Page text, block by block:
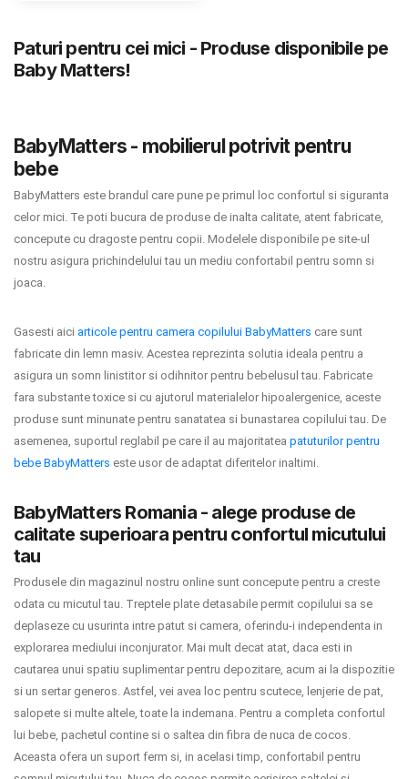
Informatii companie
Blog
Showroom
Branduri
Termeni si conditii
Politica de confidentialitate
Politica de utilizare cookie-uri
Modalitati de plata
Formular de retur
Garantia produselor
Instalare scaune/scoici auto
ANPC
ANPC SAL
SOL
Paturi pentru cei mici - Produse disponibile pe
Baby Matters!
BabyMatters - mobilierul potrivit pentru
bebe
BabyMatters este brandul care pune pe primul loc confortul si siguranta
celor mici. Te poti bucura de produse de inalta calitate, atent fabricate,
concepute cu dragoste pentru copii. Modelele disponibile pe site-ul
nostru asigura prichindelului tau un mediu confortabil pentru somn si
joaca.
Gasesti aici articole pentru camera copilului BabyMatters care sunt
fabricate din lemn masiv. Acestea reprezinta solutia ideala pentru a
asigura un somn linistitor si odihnitor pentru bebelusul tau. Fabricate
fara substante toxice si cu ajutorul materialelor hipoalergenice, aceste
produse sunt minunate pentru sanatatea si bunastarea copilului tau. De
asemenea, suportul reglabil pe care il au majoritatea patuturilor pentru
bebe BabyMatters este usor de adaptat diferitelor inaltimi.
BabyMatters Romania - alege produse de
calitate superioara pentru confortul micutului
tau
Produsele din magazinul nostru online sunt concepute pentru a creste
odata cu micutul tau. Treptele plate detasabile permit copilului sa se
deplaseze cu usurinta intre patut si camera, oferindu-i independenta in
explorarea mediului inconjurator. Mai mult decat atat, daca esti in
cautarea unui spatiu suplimentar pentru depozitare, acum ai la dispozitie
si un sertar generos. Astfel, vei avea loc pentru scutece, lenjerie de pat,
salopete si multe altele, toate la indemana. Pentru a completa confortul
lui bebe, pachetul contine si o saltea din fibra de nuca de cocos.
Aceasta ofera un suport ferm si, in acelasi timp, confortabil pentru